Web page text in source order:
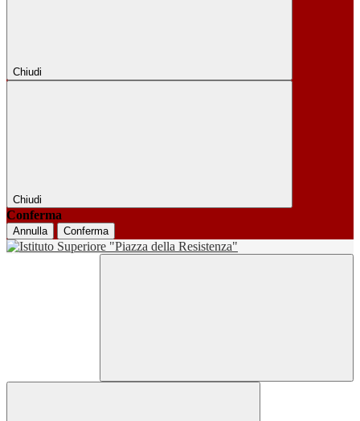
Chiudi
Chiudi
Conferma
Annulla Conferma